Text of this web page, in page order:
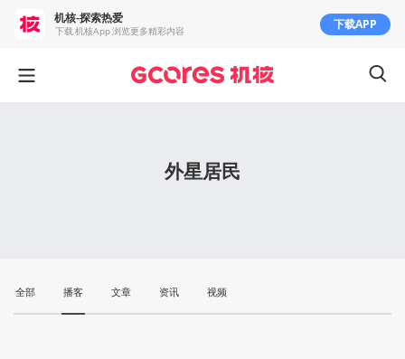
外星居民
全部 播客 文章 资讯 视频
机核-探索热爱
下载 机核App 浏览更多精彩内容 下载APP